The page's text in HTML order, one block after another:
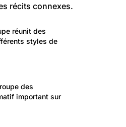
récits connexes.
réunit des
styles de
des
important sur